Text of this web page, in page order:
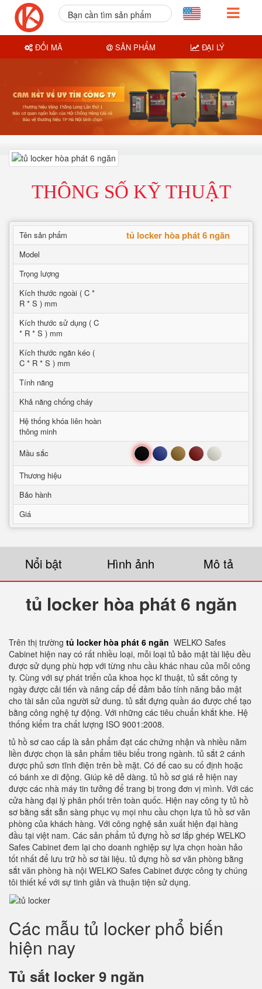
THÔNG SỐ KỸ THUẬT
Tên sản phẩm tủ locker hòa phát 6 ngăn
Model
Trọng lượng
Kích thước ngoài ( C *
R * S ) mm
Kích thước sử dụng ( C
* R * S ) mm
Kích thước ngăn kéo (
C * R * S ) mm
Tính năng
Khả năng chống cháy
Hệ thống khóa liên hoàn
thông minh
Mầu sắc
Đen Xanh Nâu Đỏ Trắng
Thương hiệu
Bảo hành
Giá
Nổi bật Hình ảnh Mô tả
tủ locker hòa phát 6 ngăn
Trên thị trường tủ locker hòa phát 6 ngăn WELKO Safes
Cabinet hiện nay có rất nhiều loại, mỗi loại tủ bảo mật tài liệu đều
được sử dụng phù hợp với từng nhu cầu khác nhau của mỗi công
ty. Cùng với sự phát triển của khoa học kĩ thuật, tủ sắt công ty
ngày được cải tiến và nâng cấp để đảm bảo tính năng bảo mật
cho tài sản của người sử dung. tủ sắt đựng quần áo được chế tạo
bằng công nghệ tự động. Với những các tiêu chuẩn khắt khe. Hệ
thống kiểm tra chất lượng ISO 9001:2008.
tủ hồ sơ cao cấp là sản phẩm đạt các chứng nhận và nhiều năm
liền được chọn là sản phẩm tiêu biểu trong ngành. tủ sắt 2 cánh
được phủ sơn tĩnh điện trên bề mặt. Có đế cao su cố định hoặc
có bánh xe di động. Giúp kê dễ dàng. tủ hồ sơ giá rẻ hiện nay
được các nhà máy tin tưởng để trang bị trong đơn vị mình. Với các
cửa hàng đại lý phân phối trên toàn quốc. Hiện nay công ty tủ hồ
sơ bằng sắt sẵn sàng phục vụ mọi nhu cầu chọn lựa tủ hồ sơ văn
phòng của khách hàng. Với công nghệ sản xuất hiện đại hàng
đầu tại việt nam. Các sản phẩm tủ đựng hồ sơ lắp ghép WELKO
Safes Cabinet đem lại cho doanh nghiệp sự lựa chọn hoàn hảo
tốt nhất để lưu trữ hồ sơ tài liệu. tủ đựng hồ sơ văn phòng bằng
sắt văn phòng hà nội WELKO Safes Cabinet được công ty chúng
tôi thiết kế với sự tinh giản và thuận tiện sử dụng.
Các mẫu tủ locker phổ biến
hiện nay
Tủ sắt locker 9 ngăn
Bạn cần tìm sản phẩm
ĐỔI MÃ SẢN PHẨM ĐẠI LÝ